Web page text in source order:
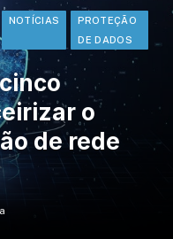
NOTÍCIAS
PROTEÇÃO
DE DADOS
o
de rede